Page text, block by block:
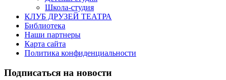
Школа-студия
КЛУБ ДРУЗЕЙ ТЕАТРА
Библиотека
Наши партнеры
Карта сайта
Политика конфиденциальности
Подписаться на новости